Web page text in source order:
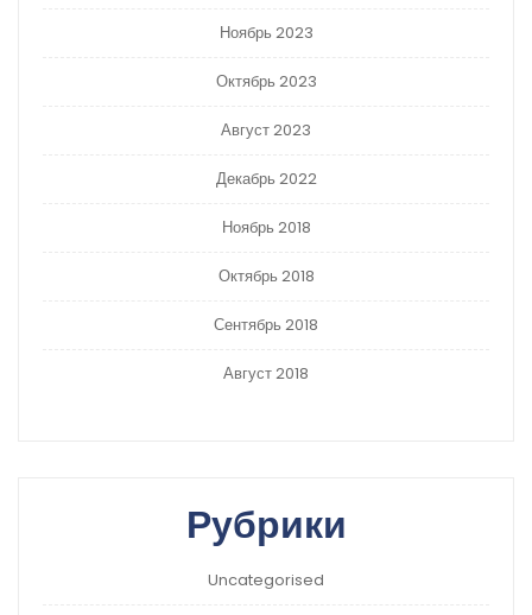
Ноябрь 2023
Октябрь 2023
Август 2023
Декабрь 2022
Ноябрь 2018
Октябрь 2018
Сентябрь 2018
Август 2018
Рубрики
Uncategorised